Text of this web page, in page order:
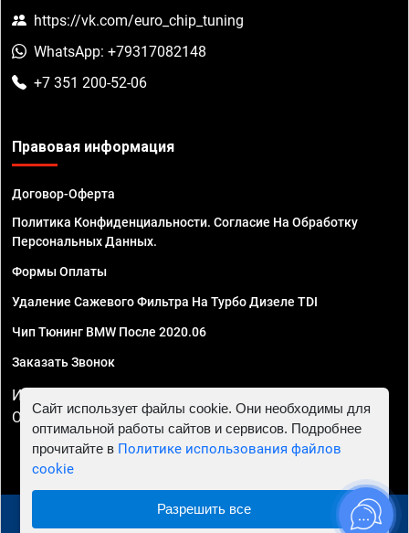
https://vk.com/euro_chip_tuning
WhatsApp: +79317082148
+7 351 200-52-06
Правовая информация
Договор-Оферта
Политика Конфиденциальности. Согласие На Обработку
Персональных Данных.
Формы Оплаты
Удаление Сажевого Фильтра На Турбо Дизеле TDI
Чип Тюнинг BMW После 2020.06
Заказать Звонок
ИП Смирнов Георгий Павлович. ИНН 781302555843,
ОГРНИП 324470400032610
© 2010 - 2026 Чип тюнинг в Челябинске - Автосервис
Сайт использует файлы cookie. Они необходимы для
оптимальной работы сайтов и сервисов. Подробнее
прочитайте в Политике использования файлов
cookie
Разрешить все